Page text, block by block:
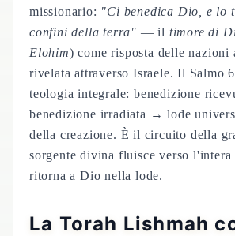
missionario: "Ci benedica Dio, e lo
confini della terra" — il timore di
Elohim) come risposta delle nazioni
rivelata attraverso Israele. Il Salmo
teologia integrale: benedizione
benedizione irradiata → lode
della creazione. È il circuito della
sorgente divina fluisce verso l'intera
ritorna a Dio nella lode.
La Torah Lishmah